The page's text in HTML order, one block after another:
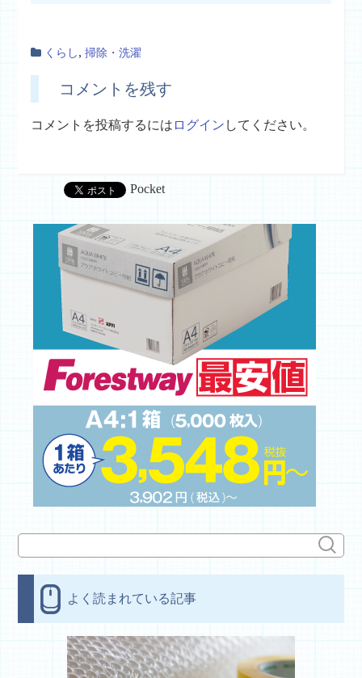
くらし ,掃除・洗濯
コメントを残す
コメントを投稿するには ログイン してください。
Pocket
よく読まれている記事